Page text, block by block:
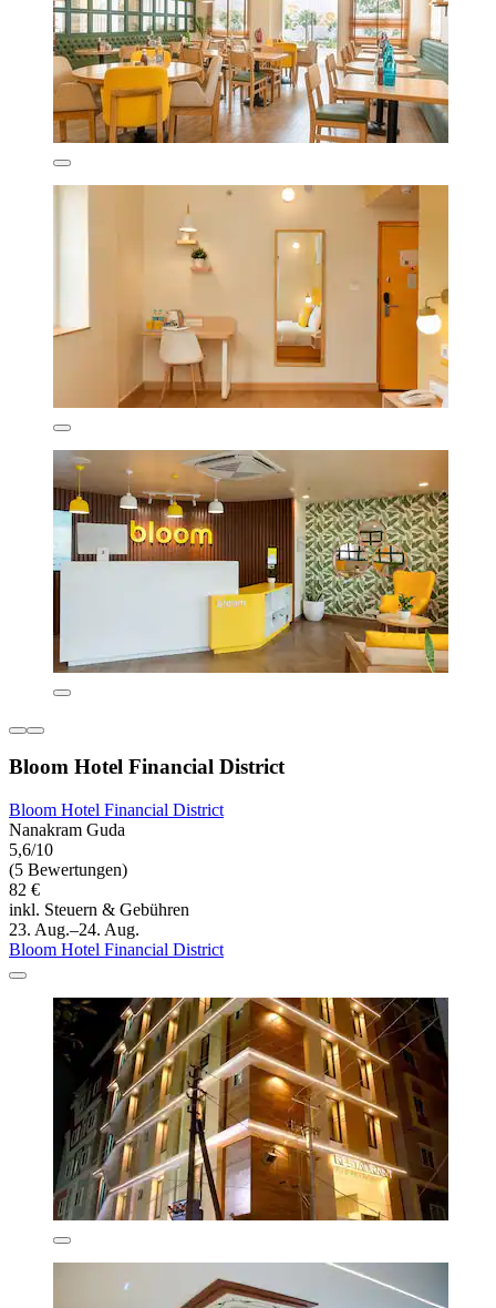
Bloom Hotel Financial District
Bloom Hotel Financial District
Nanakram Guda
5,6/10
(5 Bewertungen)
82 €
inkl. Steuern & Gebühren
23. Aug.–24. Aug.
Bloom Hotel Financial District